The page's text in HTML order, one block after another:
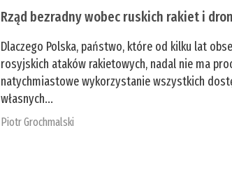
Rząd bezradny wobec ruskich rakiet i
Dlaczego Polska, państwo, które od kilku lat
rosyjskich ataków rakietowych, nadal nie ma
natychmiastowe wykorzystanie wszystkich
własnych...
Piotr Grochmalski